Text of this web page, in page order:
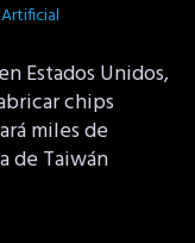
Estados Unidos,
chips
miles de
de Taiwán